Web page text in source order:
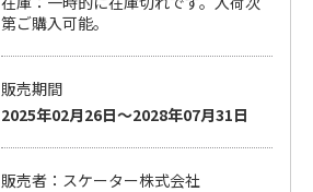
第ご購入可能。
販売期間
2025年02月26日～2028年07月31日
販売者：スケーター株式会社